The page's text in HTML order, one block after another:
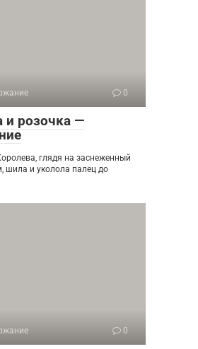
0
и розочка —
глядя на заснеженный
шила и уколола палец до
0